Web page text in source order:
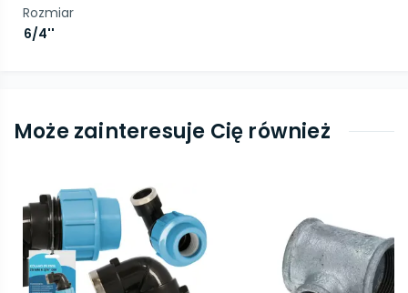
Rozmiar
6/4''
Może zainteresuje Cię również